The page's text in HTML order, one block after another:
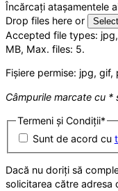
Încărcați atașamentele
Drop files here or
Accepted file types:
MB, Max. files: 5.
Fișiere permise: jpg,
Câmpurile marcate cu *
Termeni și Condiții*
Sunt de acord cu
Dacă nu doriți să
solicitarea către adresa